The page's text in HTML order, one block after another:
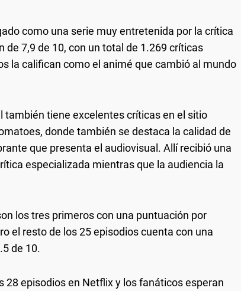
como una serie muy entretenida por la crítica
7,9 de 10, con un total de 1.269 críticas
la califican como el animé que cambió al mundo
también tiene excelentes críticas en el sitio
donde también se destaca la calidad de
que presenta el audiovisual. Allí recibió una
especializada mientras que la audiencia la
los tres primeros con una puntuación por
el resto de los 25 episodios cuenta con una
de 10.
28 episodios en Netflix y los fanáticos esperan